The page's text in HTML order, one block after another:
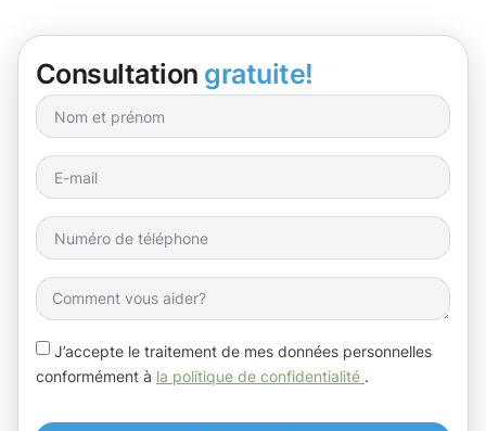
Consultation gratuite!
J’accepte le traitement de mes données personnelles
conformément à la politique de confidentialité .